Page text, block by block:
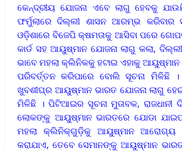
କେନ୍ଦ୍ରୀୟ ଯୋଜନା ଏବେ ଲାଗୁ ହେବକୁ
ଫର୍ମୁଲାରେ ଦିଲ୍ଲୀ ଶାସନ ଆରମ୍ଭ କରିବାର
ଓଡ଼ିଶାରେ ବିଜେପି କ୍ଷମତାକୁ ଆସିବା ପରେ
କାର୍ଡ ସହ ଆୟୁଷ୍ମାନ ଯୋଜନା ଲାଗୁ କଲା,
ଭାବେ ମହଲା କ୍ଲିନିକକୁ ହଟାଇ ଏହାକୁ
ପରିବର୍ତ୍ତନ କରିପାରେ ବୋଲି ସୂଚନା ମିଳିଛି
ଖୁବଶୀଘ୍ର ଆୟୁଷ୍ମାନ ଭାରତ ଯୋଜନା ଲାଗୁ
ମିଳିଛି । ପିଟିଆଇର ସୂଚନା ମୁତାବକ, ରାଜଧାନୀ
ଲୋକଙ୍କୁ ଆୟୁଷ୍ମାନ ଭାରତରେ ଯୋଡା
ମହଲା କ୍ଲିନିକ୍‌ଗୁଡ଼ିକୁ ଆୟୁଷ୍ମାନ ଆରୋଗ୍ୟ
କରାଯାଏ, ତେବେ ସେମାନଙ୍କୁ ଆୟୁଷ୍ମାନ